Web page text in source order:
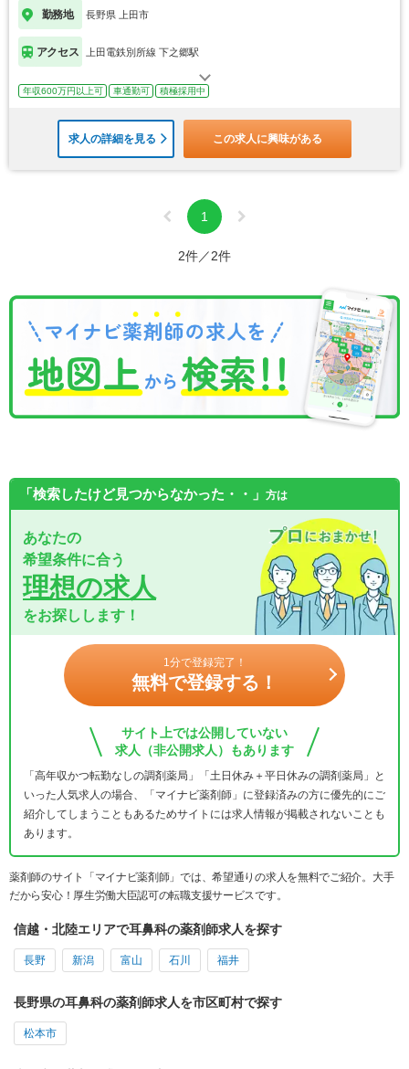
勤務地 長野県 上田市
アクセス 上田電鉄別所線 下之郷駅
年収600万円以上可 車通勤可 積極採用中
求人の詳細を見る この求人に興味がある
1
2件／2件
「検索したけど見つからなかった・・」 方は
あなたの
希望条件に合う
理想の求人
をお探しします！
1分で登録完了！
無料で登録する！
サイト上では公開していない
求人（非公開求人）もあります
「高年収かつ転勤なしの調剤薬局」「土日休み＋平日休みの調剤薬局」と
いった人気求人の場合、「マイナビ薬剤師」に登録済みの方に優先的にご
紹介してしまうこともあるためサイトには求人情報が掲載されないことも
あります。
薬剤師のサイト「マイナビ薬剤師」では、希望通りの求人を無料でご紹介。大手
だから安心！厚生労働大臣認可の転職支援サービスです。
信越・北陸エリアで耳鼻科の薬剤師求人を探す
長野 新潟 富山 石川 福井
長野県の耳鼻科の薬剤師求人を市区町村で探す
松本市